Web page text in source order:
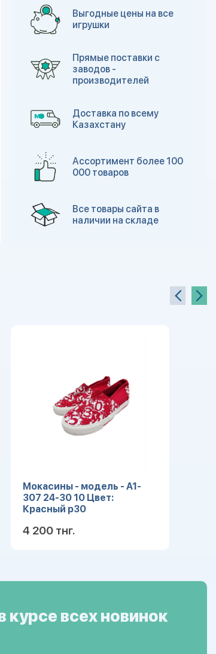
Выгодные цены на все
игрушки
Прямые поставки с
заводов -
производителей
Доставка по всему
Казахстану
Ассортимент более 100
000 товаров
Все товары сайта в
наличии на складе
Мокасины - модель - A1-
307 24-30 10 Цвет:
Красный р30
4 200 тнг.
курсе всех новинок